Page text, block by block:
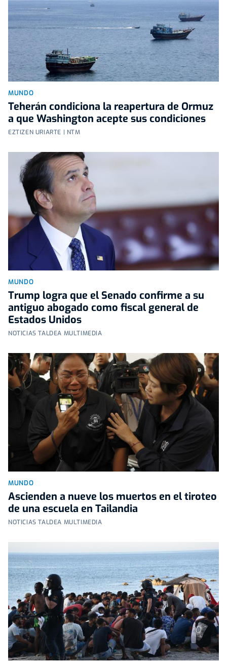
MUNDO
Teherán condiciona la reapertura de Ormuz
a que Washington acepte sus condiciones
EZTIZEN URIARTE | NTM
MUNDO
Trump logra que el Senado confirme a su
antiguo abogado como fiscal general de
Estados Unidos
NOTICIAS TALDEA MULTIMEDIA
MUNDO
Ascienden a nueve los muertos en el tiroteo
de una escuela en Tailandia
NOTICIAS TALDEA MULTIMEDIA